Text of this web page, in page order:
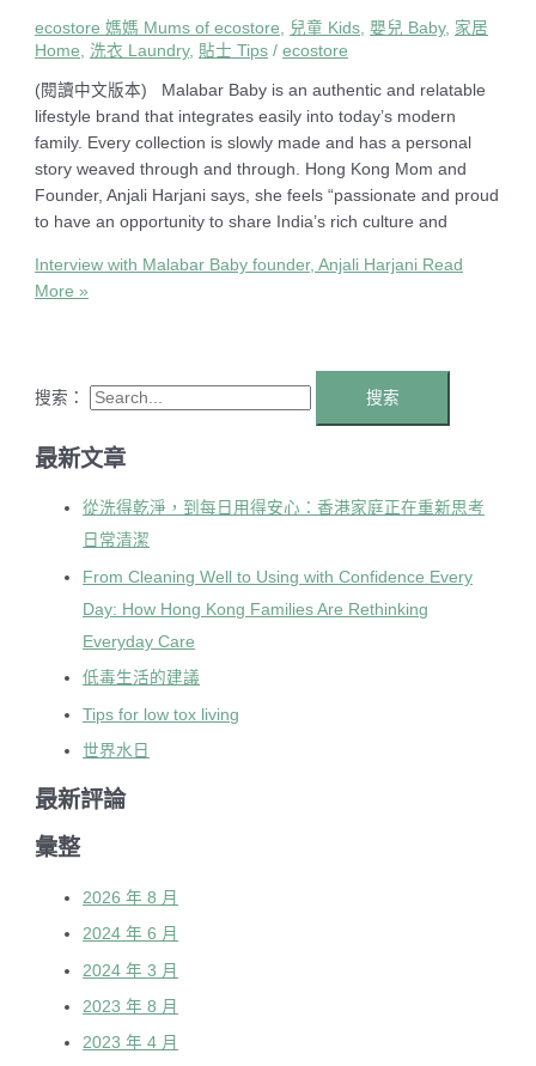
ecostore 媽媽 Mums of ecostore 兒童 Kids 嬰兒 Baby, 家居
Home
洗衣 Laundry, 貼士 Tips /ecostore
(閱讀中文版本) Malabar Baby is an authentic and relatable
lifestyle brand that integrates easily into today’s modern
family. Every collection is slowly made and has a personal
story weaved through and through. Hong Kong Mom and
Founder, Anjali Harjani says, she feels “passionate and proud
to have an opportunity to share India’s rich culture and
Interview with Malabar Baby founder, Anjali Harjani Read
More »
搜索：
最新文章
從洗得乾淨，到每日用得安心：香港家庭正在重新思考
日常清潔
From Cleaning Well to Using with Confidence Every
Day: How Hong Kong Families Are Rethinking
Everyday Care
低毒生活的建議
Tips for low tox living
世界水日
最新評論
彙整
2026 年 8 月
2024 年 6 月
2024 年 3 月
2023 年 8 月
2023 年 4 月